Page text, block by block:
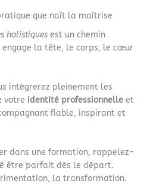
que naît la maîtrise
holistiques est un chemin
la tête, le corps, le cœur
intégrerez pleinement les
votre identité professionnelle et
fiable, inspirant et
dans une formation, rappelez-
être parfait dès le départ.
la transformation.